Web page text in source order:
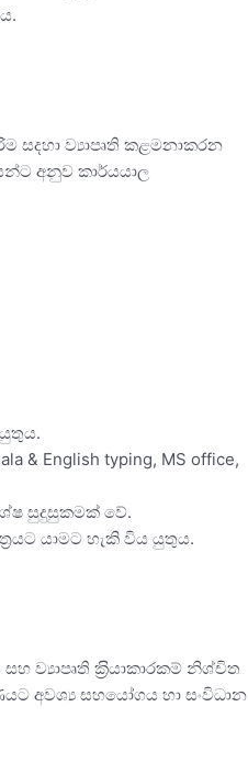
සදහා ව්‍යාපෘති කළමනාකරන
අනුව කාර්යයාල
& English typing, MS office,
සුදුසුකමක් වේ.
යාමට හැකි විය යුතුය.
ව්‍යාපෘති ක‍්‍රියාකාරකම් නිශ්චිත
අවශ්‍ය සහයෝගය හා සංවිධාන